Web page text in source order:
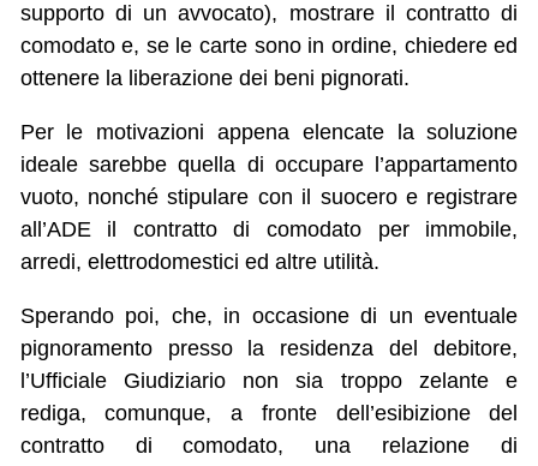
supporto di un avvocato), mostrare il contratto di
comodato e, se le carte sono in ordine, chiedere ed
ottenere la liberazione dei beni pignorati.
Per le motivazioni appena elencate la soluzione
ideale sarebbe quella di occupare l’appartamento
vuoto, nonché stipulare con il suocero e registrare
all’ADE il contratto di comodato per immobile,
arredi, elettrodomestici ed altre utilità.
Sperando poi, che, in occasione di un eventuale
pignoramento presso la residenza del debitore,
l’Ufficiale Giudiziario non sia troppo zelante e
rediga, comunque, a fronte dell’esibizione del
contratto di comodato, una relazione di